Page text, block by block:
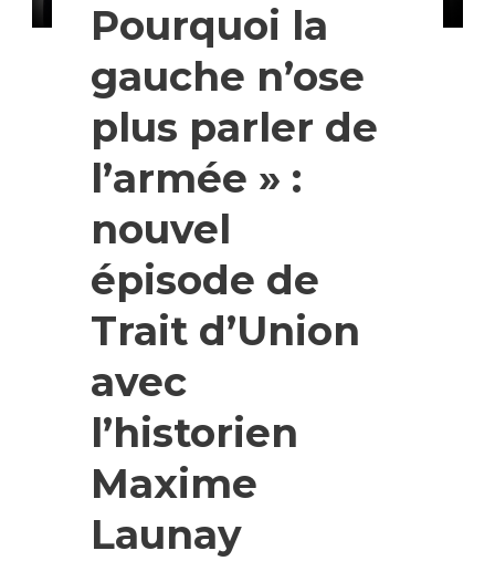
Pourquoi la
gauche n’ose
plus parler de
l’armée » :
nouvel
épisode de
Trait d’Union
avec
l’historien
Maxime
Launay